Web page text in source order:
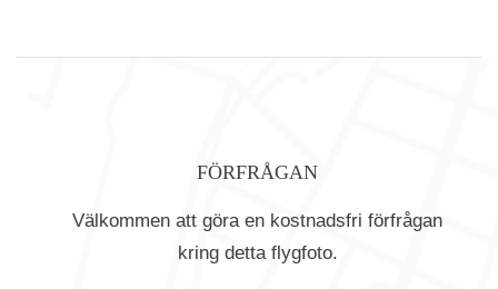
FÖRFRÅGAN
Välkommen att göra en kostnadsfri förfrågan
kring detta flygfoto.